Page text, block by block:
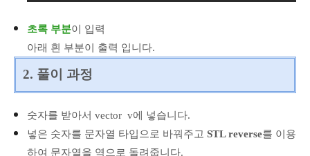
초록 부분이 입력
아래 흰 부분이 출력 입니다.
2. 풀이 과정
숫자를 받아서 vector v에 넣습니다.
넣은 숫자를 문자열 타입으로 바꿔주고 STL reverse를 이용
하여 문자열을 역으로 돌려줍니다.